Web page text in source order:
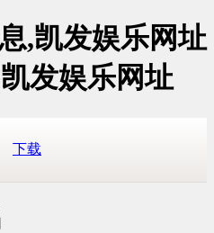
,凯发娱乐网址
发娱乐网址
下载